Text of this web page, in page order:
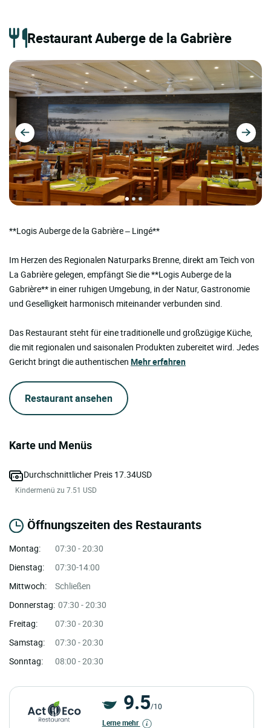
Restaurant Auberge de la Gabrière
**Logis Auberge de la Gabrière – Lingé**
Im Herzen des Regionalen Naturparks Brenne, direkt am Teich von
La Gabrière gelegen, empfängt Sie die **Logis Auberge de la
Gabrière** in einer ruhigen Umgebung, in der Natur, Gastronomie
und Geselligkeit harmonisch miteinander verbunden sind.
Das Restaurant steht für eine traditionelle und großzügige Küche,
die mit regionalen und saisonalen Produkten zubereitet wird. Jedes
Gericht bringt die authentischen Mehr erfahren
Restaurant ansehen
Karte und Menüs
Durchschnittlicher Preis 17.34USD
Kindermenü zu 7.51 USD
Öffnungszeiten des Restaurants
Montag:
07:30 - 20:30
Dienstag:
07:30-14:00
Mittwoch:
Schließen
Donnerstag: 07:30 - 20:30
Freitag:
07:30 - 20:30
Samstag:
07:30 - 20:30
Sonntag:
08:00 - 20:30
9.5/10
Lerne mehr